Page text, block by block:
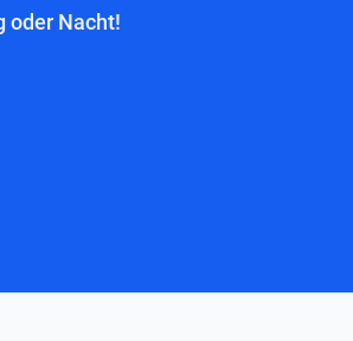
oder Nacht!